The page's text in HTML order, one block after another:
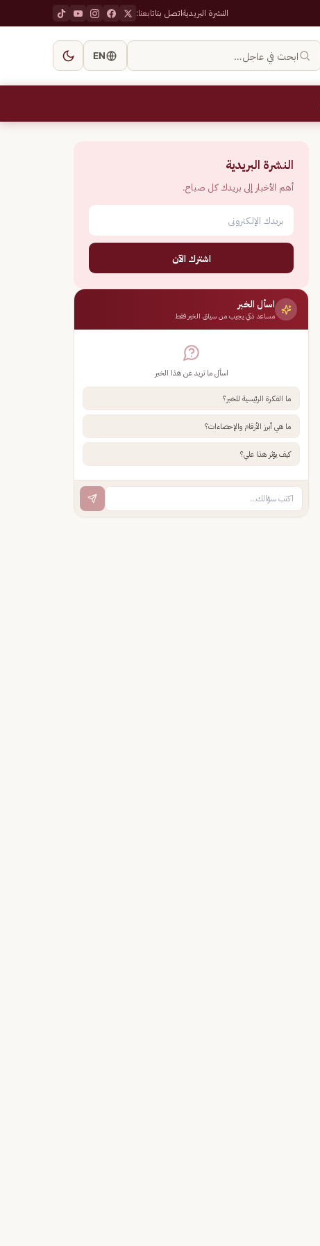
النشرة البريديةاتصل بناتابعنا:
ابحث في عاجل… EN
النشرة البريدية
أهم الأخبار إلى بريدك كل صباح.
اشترك الآن
اسأل الخبر
مساعد ذكي يجيب من سياق الخبر فقط
اسأل ما تريد عن هذا الخبر
ما الفكرة الرئيسية للخبر؟
ما هي أبرز الأرقام والإحصاءات؟
كيف يؤثر هذا علي؟